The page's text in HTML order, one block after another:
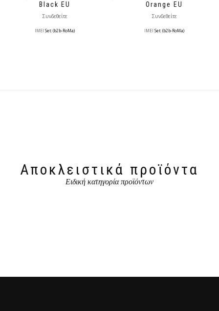
Black EU
Συνδεθείτε
IMEI Set: (b2b-RoMa)
Orange EU
Συνδεθείτε
IMEI Set: (b2b-RoMa)
Αποκλειστικά προϊόντα
Ειδική κατηγορία προϊόντων